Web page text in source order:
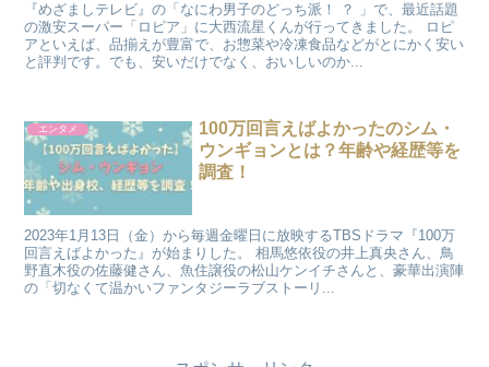
『めざましテレビ』の「なにわ男子のどっち派！ ？ 」で、最近話題
の激安スーパー「ロピア」に大西流星くんが行ってきました。 ロピ
アといえば、品揃えが豊富で、お惣菜や冷凍食品などがとにかく安い
と評判です。でも、安いだけでなく、おいしいのか...
エンタメ
100万回言えばよかったのシム・
ウンギョンとは？年齢や経歴等を
調査！
2023年1月13日（金）から毎週金曜日に放映するTBSドラマ『100万
回言えばよかった』が始まりした。 相馬悠依役の井上真央さん、鳥
野直木役の佐藤健さん、魚住譲役の松山ケンイチさんと、豪華出演陣
の「切なくて温かいファンタジーラブストーリ...